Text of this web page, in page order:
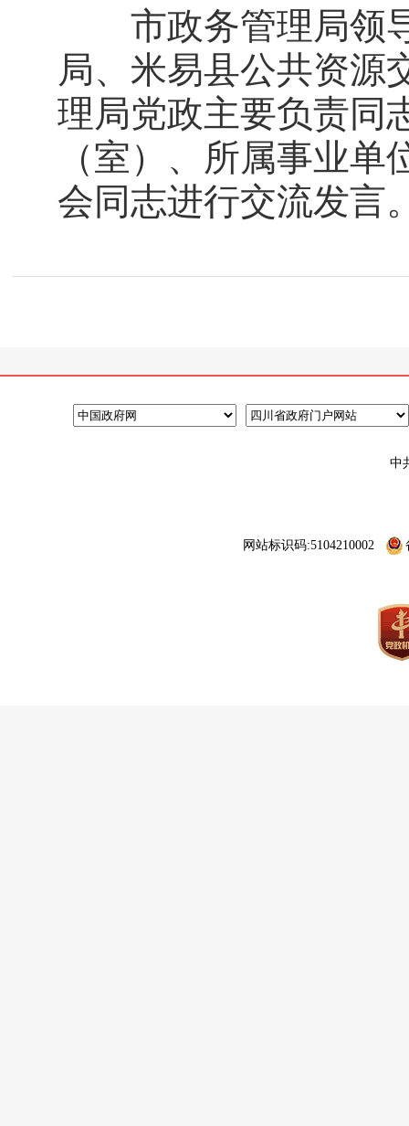
市政务管理局领导
局、米易县公共资源
理局党政主要负责同
（室）、所属事业
会同志进行交流发言
中
网站标识码:5104210002